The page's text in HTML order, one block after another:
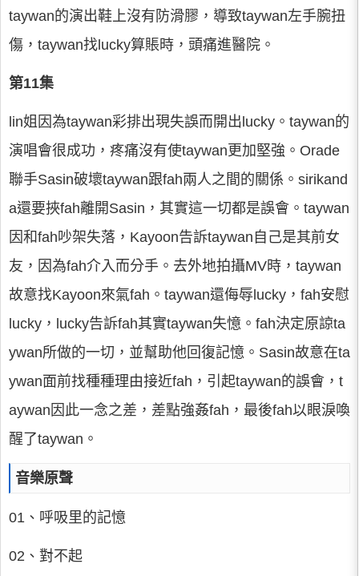
taywan的演出鞋上沒有防滑膠，導致taywan左手腕扭
傷，taywan找lucky算賬時，頭痛進醫院。
第11集
lin姐因為taywan彩排出現失誤而開出lucky。taywan的
演唱會很成功，疼痛沒有使taywan更加堅強。Orade
聯手Sasin破壞taywan跟fah兩人之間的關係。sirikand
a還要挾fah離開Sasin，其實這一切都是誤會。taywan
因和fah吵架失落，Kayoon告訴taywan自己是其前女
友，因為fah介入而分手。去外地拍攝MV時，taywan
故意找Kayoon來氣fah。taywan還侮辱lucky，fah安慰
lucky，lucky告訴fah其實taywan失憶。fah決定原諒ta
ywan所做的一切，並幫助他回復記憶。Sasin故意在ta
ywan面前找種種理由接近fah，引起taywan的誤會，t
aywan因此一念之差，差點強姦fah，最後fah以眼淚喚
醒了taywan。
音樂原聲
01、呼吸里的記憶
02、對不起